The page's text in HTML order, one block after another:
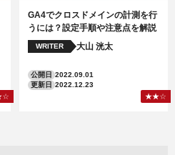
GA4でクロスドメインの計測を行
うには？設定手順や注意点を解説
WRITER 大山 洸太
公開日 2022.09.01
更新日 2022.12.23